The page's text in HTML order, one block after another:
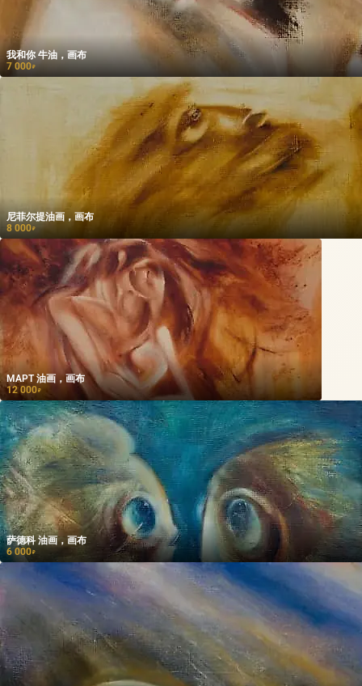
我和你 牛油，画布
7 000₽
尼菲尔提油画，画布
8 000₽
МАРТ 油画，画布
12 000₽
萨德科 油画，画布
6 000₽